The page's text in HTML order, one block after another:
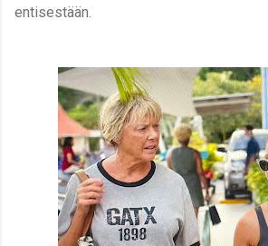
entisestään.